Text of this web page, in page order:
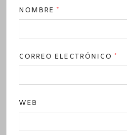
NOMBRE*
CORREO ELECTRÓNICO*
WEB